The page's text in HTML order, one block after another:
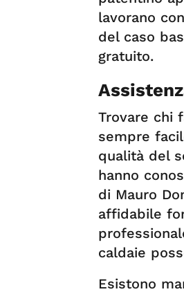
lavorano
del caso
gratuito.
Trovare chi
sempre
qualità del
hanno
di Mauro
affidabile
caldaie
Esistono